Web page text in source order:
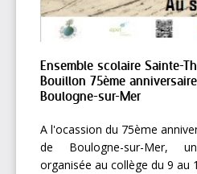
Ensemble scolaire Sainte-
Bouillon 75ème
Boulogne-sur-Mer
A l'ocassion du 75ème
de Boulogne-sur-Mer,
organisée au collège du 9 au